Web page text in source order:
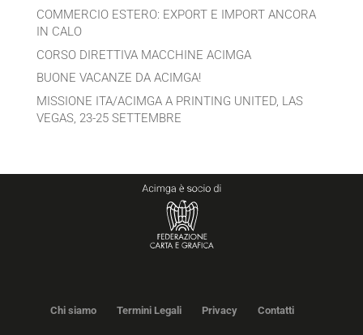
COMMERCIO ESTERO: EXPORT E IMPORT ANCORA
IN CALO
CORSO DIRETTIVA MACCHINE ACIMGA
BUONE VACANZE DA ACIMGA!
MISSIONE ITA/ACIMGA A PRINTING UNITED, LAS
VEGAS, 23-25 SETTEMBRE
Chi siamo Termini Legali Privacy Contatti